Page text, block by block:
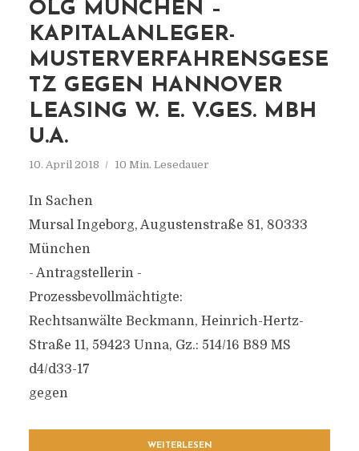
OLG MÜNCHEN –
KAPITALANLEGER-
MUSTERVERFAHRENSGESE
TZ GEGEN HANNOVER
LEASING W. E. V.GES. MBH
U.A.
10. April 2018 10 Min. Lesedauer
In Sachen
Mursal Ingeborg, Augustenstraße 81, 80333
München
- Antragstellerin -
Prozessbevollmächtigte:
Rechtsanwälte Beckmann, Heinrich-Hertz-
Straße 11, 59423 Unna, Gz.: 514/16 B89 MS
d4/d33-17
gegen
WEITERLESEN